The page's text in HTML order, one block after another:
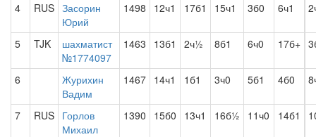
4 RUS Засорин
Юрий
1498 12ч1 17б1 15ч1 3б0 6ч1
5 TJK
шахматист
№1774097
1463 13б1 2ч½ 8б1 6ч0 17б+
6
Журихин
Вадим
1467 14ч1 1б1 3ч0 5б1 4б0
7 RUS Горлов
Михаил
1390 15б0 13ч1 16б½ 11ч0 14б1